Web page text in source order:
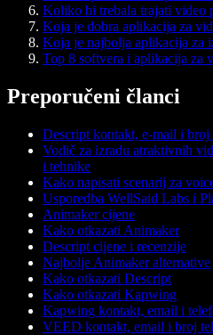
Koliko bi trebala trajati video
Koja je dobra aplikacija za
Koja je najbolja aplikacija za
Top 8 softvera i aplikacija za
Preporučeni članci
Descript kontakt, e-mail i broj
Vodič za izradu atraktivnih
i tehnike
Kako napisati scenarij za
Usporedba WellSaid Labs i
Animaker cijene
Kako otkazati Animaker
Descript cijene i recenzije
Najbolje Animaker alternative
Kako otkazati Descript
Kako otkazati Kapwing
Kapwing kontakt, email i
VEED kontakt, email i broj